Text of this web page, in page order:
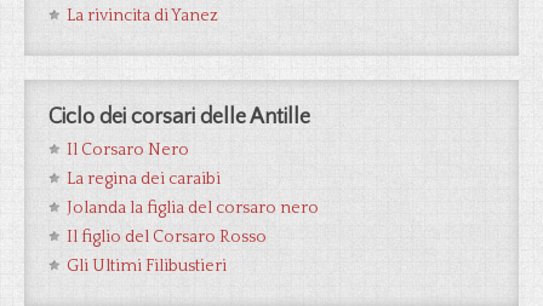
La rivincita di Yanez
Ciclo dei corsari delle Antille
Il Corsaro Nero
La regina dei caraibi
Jolanda la figlia del corsaro nero
Il figlio del Corsaro Rosso
Gli Ultimi Filibustieri